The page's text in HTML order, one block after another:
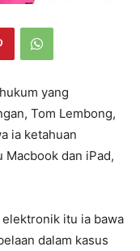
yang
Tom Lembong,
ia ketahuan
dan iPad,
itu ia bawa
dalam kasus